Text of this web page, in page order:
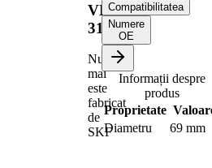
VKM
31320
Nu
mai
este
fabricat
de
SKF
Compatibilitatea
Numere
OE
Informații despre
produs
Proprietate
Diametru
69 mm